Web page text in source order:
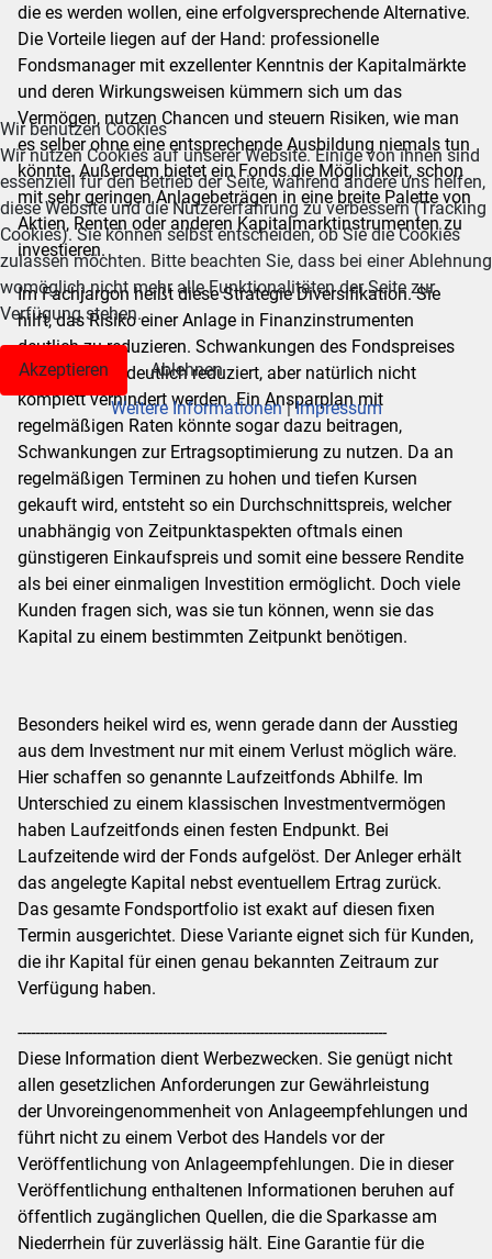
die es werden wollen, eine erfolgversprechende Alternative.
Die Vorteile liegen auf der Hand: professionelle
Fondsmanager mit exzellenter Kenntnis der Kapitalmärkte
und deren Wirkungsweisen kümmern sich um das
Vermögen, nutzen Chancen und steuern Risiken, wie man
es selber ohne eine entsprechende Ausbildung niemals tun
könnte. Außerdem bietet ein Fonds die Möglichkeit, schon
mit sehr geringen Anlagebeträgen in eine breite Palette von
Aktien, Renten oder anderen Kapitalmarktinstrumenten zu
investieren.
Im Fachjargon heißt diese Strategie Diversifikation. Sie
hilft, das Risiko einer Anlage in Finanzinstrumenten
deutlich zu reduzieren. Schwankungen des Fondspreises
können dabei deutlich reduziert, aber natürlich nicht
komplett verhindert werden. Ein Ansparplan mit
regelmäßigen Raten könnte sogar dazu beitragen,
Schwankungen zur Ertragsoptimierung zu nutzen. Da an
regelmäßigen Terminen zu hohen und tiefen Kursen
gekauft wird, entsteht so ein Durchschnittspreis, welcher
unabhängig von Zeitpunktaspekten oftmals einen
günstigeren Einkaufspreis und somit eine bessere Rendite
als bei einer einmaligen Investition ermöglicht. Doch viele
Kunden fragen sich, was sie tun können, wenn sie das
Kapital zu einem bestimmten Zeitpunkt benötigen.
Besonders heikel wird es, wenn gerade dann der Ausstieg
aus dem Investment nur mit einem Verlust möglich wäre.
Hier schaffen so genannte Laufzeitfonds Abhilfe. Im
Unterschied zu einem klassischen Investmentvermögen
haben Laufzeitfonds einen festen Endpunkt. Bei
Laufzeitende wird der Fonds aufgelöst. Der Anleger erhält
das angelegte Kapital nebst eventuellem Ertrag zurück.
Das gesamte Fondsportfolio ist exakt auf diesen fixen
Termin ausgerichtet. Diese Variante eignet sich für Kunden,
die ihr Kapital für einen genau bekannten Zeitraum zur
Verfügung haben.
------------------------------------------------------------------------------------
Diese Information dient Werbezwecken. Sie genügt nicht
allen gesetzlichen Anforderungen zur Gewährleistung
der Unvoreingenommenheit von Anlageempfehlungen und
führt nicht zu einem Verbot des Handels vor der
Veröffentlichung von Anlageempfehlungen. Die in dieser
Veröffentlichung enthaltenen Informationen beruhen auf
öffentlich zugänglichen Quellen, die die Sparkasse am
Niederrhein für zuverlässig hält. Eine Garantie für die
Wir benutzen Cookies
Wir nutzen Cookies auf unserer Website. Einige von ihnen sind
essenziell für den Betrieb der Seite, während andere uns helfen,
diese Website und die Nutzererfahrung zu verbessern (Tracking
Cookies). Sie können selbst entscheiden, ob Sie die Cookies
zulassen möchten. Bitte beachten Sie, dass bei einer Ablehnung
womöglich nicht mehr alle Funktionalitäten der Seite zur
Verfügung stehen.
Akzeptieren
Ablehnen
Weitere Informationen|Impressum